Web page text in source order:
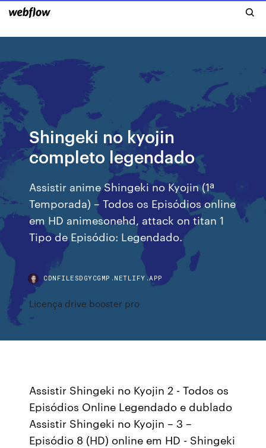
Shingeki no kyojin
completo legendado
Assistir anime Shingeki no Kyojin (1ª
Temporada) – Todos os Episódios online
em HD animesonehd, attack on titan 1
Tipo de Episódio: Legendado.
CDNFILESDGYCGMP.NETLIFY.APP
Licença drive booster pro
Assistir Shingeki no Kyojin 2 - Todos os
Episódios Online Legendado e dublado
Assistir Shingeki no Kyojin – 3 –
Episódio 8 (HD) online em HD - Shingeki